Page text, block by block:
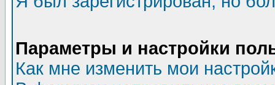
Параметры и настройки
Как мне изменить мои